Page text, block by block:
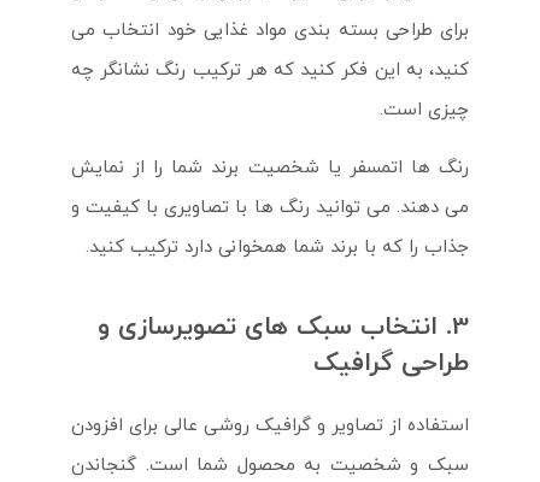
برای طراحی بسته بندی مواد غذایی خود انتخاب می
کنید، به این فکر کنید که هر ترکیب رنگ نشانگر چه
چیزی است.
رنگ ها اتمسفر یا شخصیت برند شما را از نمایش
می دهند. می توانید رنگ ها با تصاویری با کیفیت و
جذاب را که با برند شما همخوانی دارد ترکیب کنید.
3. انتخاب سبک های تصویرسازی و
طراحی گرافیک
استفاده از تصاویر و گرافیک روشی عالی برای افزودن
سبک و شخصیت به محصول شما است. گنجاندن